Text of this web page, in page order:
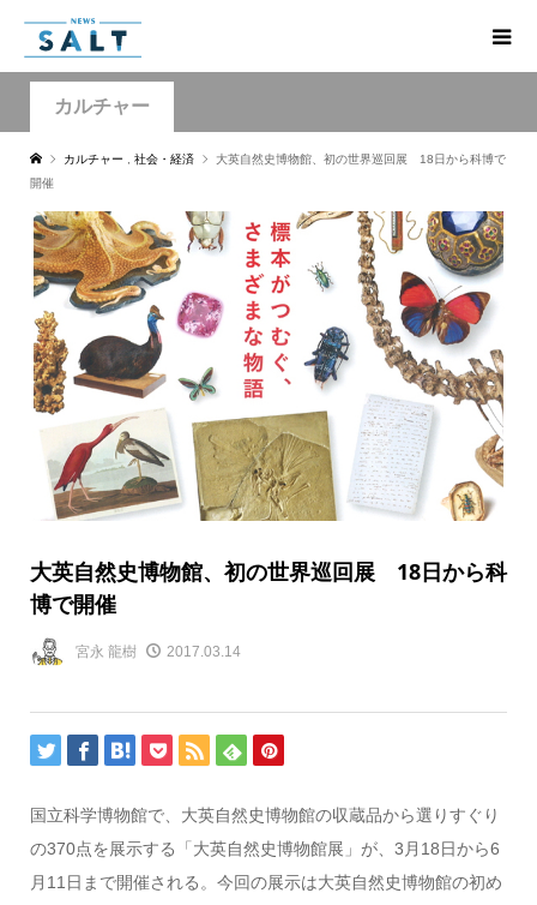
カルチャー
カルチャー 社会・経済
大英自然史博物館、初の世界巡回展 18日から科博で
開催
大英自然史博物館、初の世界巡回展 18日から科
博で開催
宮永 龍樹 2017.03.14
国立科学博物館で、大英自然史博物館の収蔵品から選りすぐり
の370点を展示する「大英自然史博物館展」が、3月18日から6
月11日まで開催される。今回の展示は大英自然史博物館の初め